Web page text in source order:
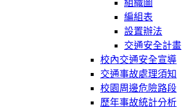
組織圖
編組表
設置辦法
交通安全計畫
校內交通安全宣導
交通事故處理須知
校園周邊危險路段
歷年事故統計分析